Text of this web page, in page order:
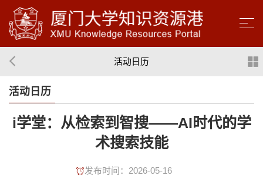
活动日历
活动日历
i学堂：从检索到智搜——AI时代的学
术搜索技能
发布时间：2026-05-16